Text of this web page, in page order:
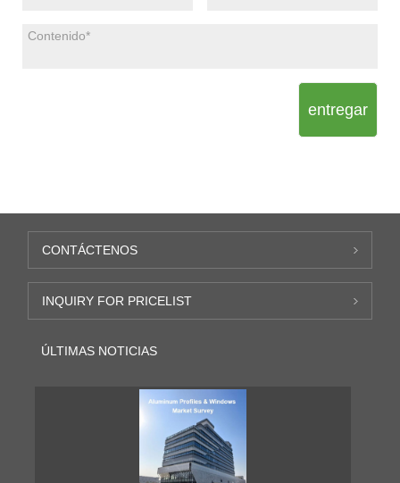
entregar
CONTÁCTENOS
INQUIRY FOR PRICELIST
ÚLTIMAS NOTICIAS